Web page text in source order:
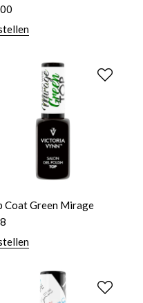
Coat Green Mirage